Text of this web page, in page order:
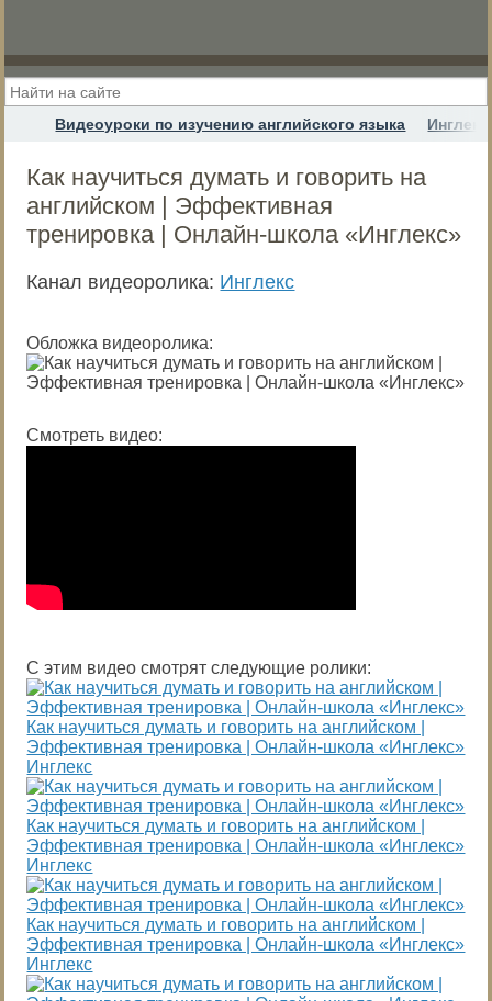
Видеоуроки по изучению английского языка Инглекс
Как научиться думать и говорить на
английском | Эффективная
тренировка | Онлайн-школа «Инглекс»
Канал видеоролика: Инглекс
Обложка видеоролика:
Смотреть видео:
С этим видео смотрят следующие ролики:
Как научиться думать и говорить на английском |
Эффективная тренировка | Онлайн-школа «Инглекс»
Инглекс
Как научиться думать и говорить на английском |
Эффективная тренировка | Онлайн-школа «Инглекс»
Инглекс
Как научиться думать и говорить на английском |
Эффективная тренировка | Онлайн-школа «Инглекс»
Инглекс